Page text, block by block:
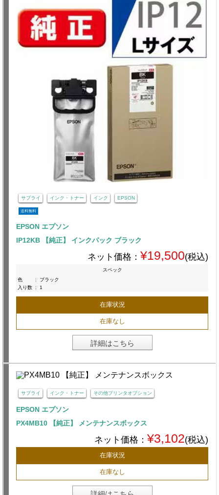
サプライ インク・トナー インク EPSON
送料無料
EPSON エプソン
IP12KB 【純正】 インクパック ブラック
ネット価格： ¥19,500(税込)
スペック
色
:
ブラック
入り数 : 1
在庫状況
在庫なし
詳細はこちら
サプライ インク・トナー その他プリンタオプション
EPSON エプソン
PX4MB10 【純正】 メンテナンスボックス
ネット価格： ¥3,102(税込)
在庫状況
在庫なし